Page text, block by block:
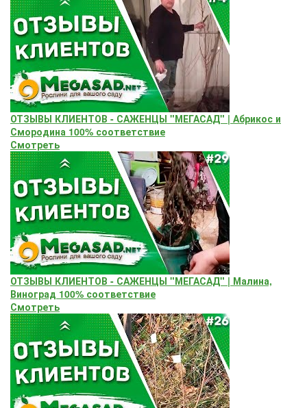
ОТЗЫВЫ КЛИЕНТОВ - САЖЕНЦЫ "МЕГАСАД" | Абрикос и
Смородина 100% соответствие
Смотреть
ОТЗЫВЫ КЛИЕНТОВ - САЖЕНЦЫ "МЕГАСАД" | Малина,
Виноград 100% соответствие
Смотреть